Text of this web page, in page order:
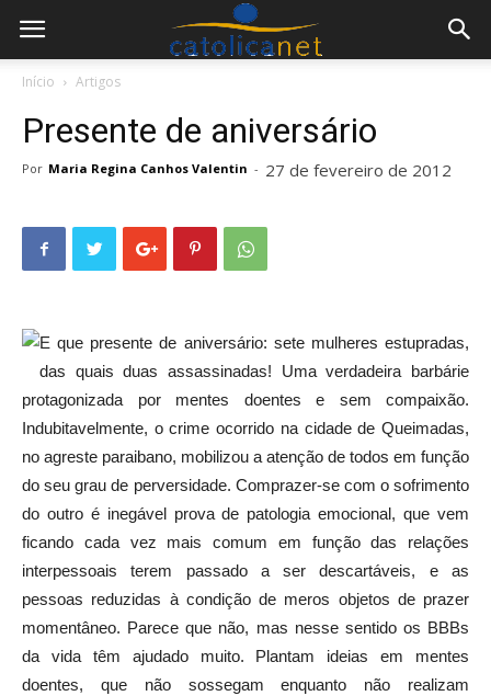
Início Artigos
Presente de aniversário
Por Maria Regina Canhos Valentin - 27 de fevereiro de 2012
E que presente de aniversário: sete mulheres estupradas,
das quais duas assassinadas! Uma verdadeira barbárie
protagonizada por mentes doentes e sem compaixão.
Indubitavelmente, o crime ocorrido na cidade de Queimadas,
no agreste paraibano, mobilizou a atenção de todos em função
do seu grau de perversidade. Comprazer-se com o sofrimento
do outro é inegável prova de patologia emocional, que vem
ficando cada vez mais comum em função das relações
interpessoais terem passado a ser descartáveis, e as
pessoas reduzidas à condição de meros objetos de prazer
momentâneo. Parece que não, mas nesse sentido os BBBs
da vida têm ajudado muito. Plantam ideias em mentes
doentes, que não sossegam enquanto não realizam